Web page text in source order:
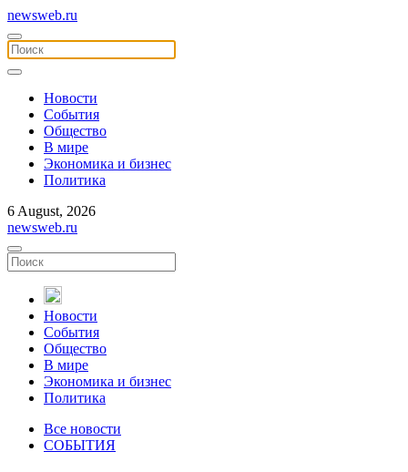
newsweb.ru
Новости
События
Общество
В мире
Экономика и бизнес
Политика
6 August, 2026
newsweb.ru
Новости
События
Общество
В мире
Экономика и бизнес
Политика
Все новости
СОБЫТИЯ